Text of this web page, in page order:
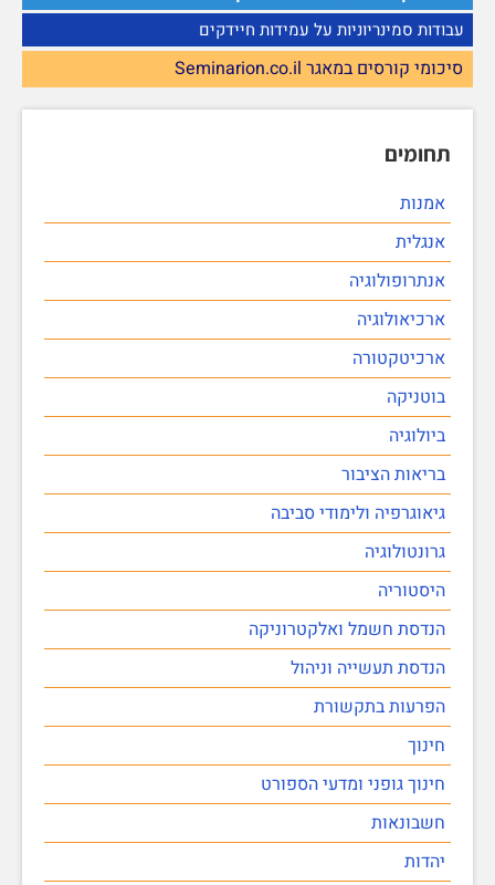
עבודות סמינריוניות על עמידות חיידקים
סיכומי קורסים במאגר Seminarion.co.il
תחומים
אמנות
אנגלית
אנתרופולוגיה
ארכיאולוגיה
ארכיטקטורה
בוטניקה
ביולוגיה
בריאות הציבור
גיאוגרפיה ולימודי סביבה
גרונטולוגיה
היסטוריה
הנדסת חשמל ואלקטרוניקה
הנדסת תעשייה וניהול
הפרעות בתקשורת
חינוך
חינוך גופני ומדעי הספורט
חשבונאות
יהדות